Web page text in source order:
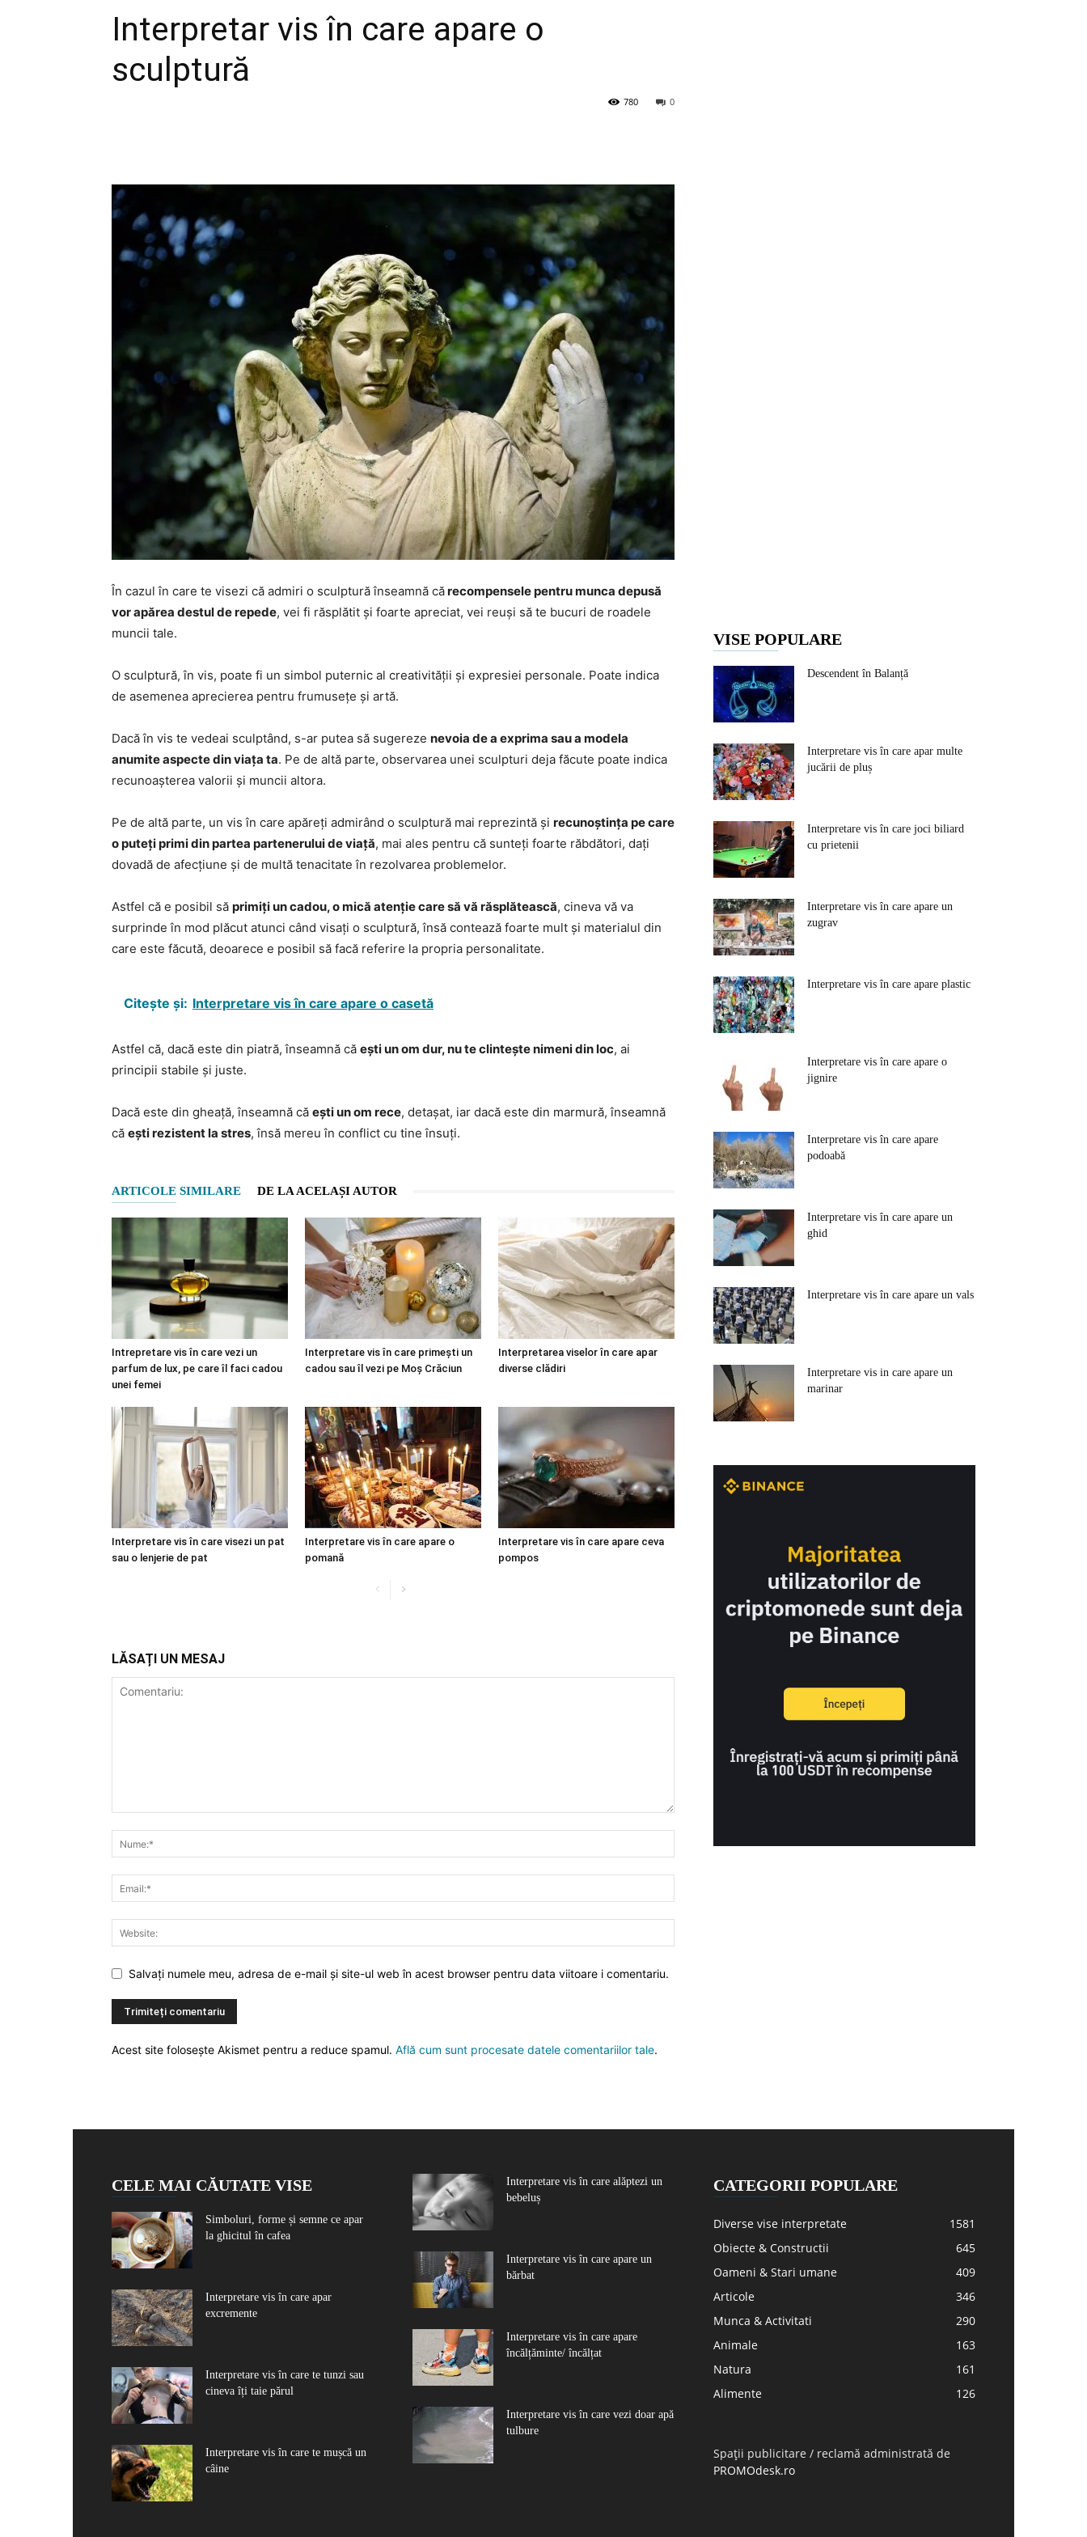
Interpretar vis în care apare o
sculptură
0
780
În cazul în care te visezi că admiri o sculptură înseamnă cărecompensele pentru munca depusă
vor apărea destul de repede, vei fi răsplătit și foarte apreciat, vei reuși să te bucuri de roadele
muncii tale.
O sculptură, în vis, poate fi un simbol puternic al creativității și expresiei personale. Poate indica
de asemenea aprecierea pentru frumusețe și artă.
Dacă în vis te vedeai sculptând, s-ar putea să sugereze nevoia de a exprima sau a modela
anumite aspecte din viața ta. Pe de altă parte, observarea unei sculpturi deja făcute poate indica
recunoașterea valorii și muncii altora.
Pe de altă parte, un vis în care apăreți admirând o sculptură mai reprezintă și recunoștința pe care
o puteți primi din partea partenerului de viață, mai ales pentru că sunteți foarte răbdători, dați
dovadă de afecțiune și de multă tenacitate în rezolvarea problemelor.
Astfel că e posibil să primiți un cadou, o mică atenție care să vă răsplătească, cineva vă va
surprinde în mod plăcut atunci când visați o sculptură, însă contează foarte mult și materialul din
care este făcută, deoarece e posibil să facă referire la propria personalitate.
Citește și: Interpretare vis în care apare o casetă
Astfel că, dacă este din piatră, înseamnă că ești un om dur, nu te clintește nimeni din loc, ai
principii stabile și juste.
Dacă este din gheață, înseamnă că ești un om rece, detașat, iar dacă este din marmură, înseamnă
că ești rezistent la stres, însă mereu în conflict cu tine însuți.
ARTICOLE SIMILARE DE LA ACELAȘI AUTOR
Intrepretare vis în care vezi un
parfum de lux, pe care îl faci cadou
unei femei
Interpretare vis în care primești un
cadou sau îl vezi pe Moș Crăciun
Interpretarea viselor în care apar
diverse clădiri
Interpretare vis în care visezi un pat
sau o lenjerie de pat
Interpretare vis în care apare o
pomană
Interpretare vis în care apare ceva
pompos
LĂSAȚI UN MESAJ
Salvați numele meu, adresa de e-mail și site-ul web în acest browser pentru data viitoare i comentariu.
Acest site folosește Akismet pentru a reduce spamul. Află cum sunt procesate datele comentariilor tale.
VISE POPULARE
Descendent în Balanță
Interpretare vis în care apar multe
jucării de pluș
Interpretare vis în care joci biliard
cu prietenii
Interpretare vis în care apare un
zugrav
Interpretare vis în care apare plastic
Interpretare vis în care apare o
jignire
Interpretare vis în care apare
podoabă
Interpretare vis în care apare un
ghid
Interpretare vis în care apare un vals
Interpretare vis in care apare un
marinar
CELE MAI CĂUTATE VISE
Simboluri, forme și semne ce apar
la ghicitul în cafea
Interpretare vis în care apar
excremente
Interpretare vis în care te tunzi sau
cineva îți taie părul
Interpretare vis în care te mușcă un
câine
Interpretare vis în care alăptezi un
bebeluș
Interpretare vis în care apare un
bărbat
Interpretare vis în care apare
încălțăminte/ încălțat
Interpretare vis în care vezi doar apă
tulbure
CATEGORII POPULARE
Diverse vise interpretate
1581
Obiecte & Constructii
645
Oameni & Stari umane
409
Articole
346
Munca & Activitati
290
Animale
163
Natura
161
Alimente
126
Spații publicitare / reclamă administrată de
PROMOdesk.ro